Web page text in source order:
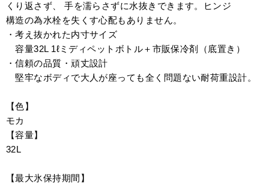
くり返さず、 手を濡らさずに水抜きできます。ヒンジ
構造の為水栓を失くす心配もありません。
・考え抜かれた内寸サイズ
容量32L 1ℓミディペットボトル＋市販保冷剤（底置き）
・信頼の品質・頑丈設計
堅牢なボディで大人が座っても全く問題ない耐荷重設計。
【色】
モカ
【容量】
32L
【最大氷保持期間】